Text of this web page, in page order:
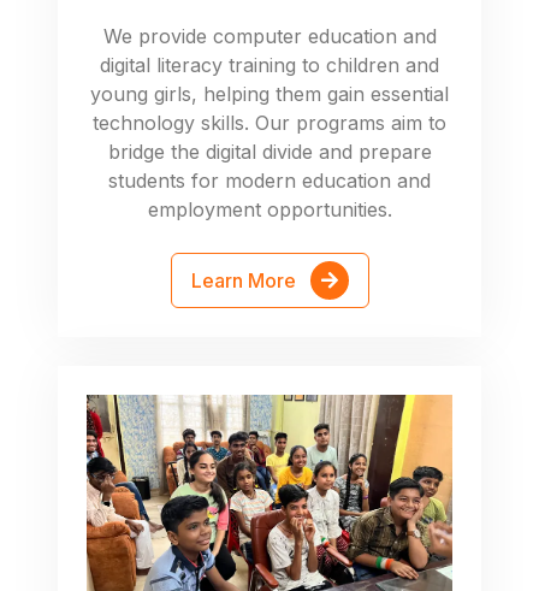
We provide computer education and
digital literacy training to children and
young girls, helping them gain essential
technology skills. Our programs aim to
bridge the digital divide and prepare
students for modern education and
employment opportunities.
Learn More